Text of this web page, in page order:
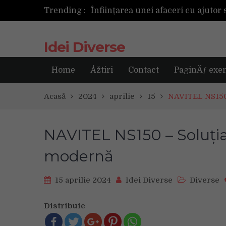
Trending :
Idei Diverse
Home Åžtiri Contact PaginÄƒ
Acasă 2024 aprilie 15 NAVITEL
NAVITEL NS150 –
modernă
15 aprilie 2024 Idei Diverse Diverse
Distribuie